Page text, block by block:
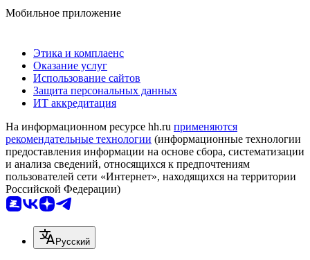
Мобильное приложение
Этика и комплаенс
Оказание услуг
Использование сайтов
Защита персональных данных
ИТ аккредитация
На информационном ресурсе hh.ru применяются
рекомендательные технологии (информационные технологии
предоставления информации на основе сбора, систематизации
и анализа сведений, относящихся к предпочтениям
пользователей сети «Интернет», находящихся на территории
Российской Федерации)
Русский